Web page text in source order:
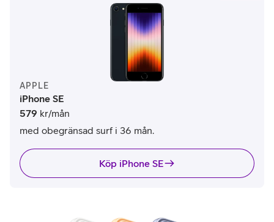
APPLE
iPhone SE
579 kr/mån
med obegränsad surf i 36 mån.
Köp iPhone SE